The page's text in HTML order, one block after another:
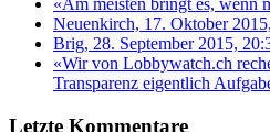
Neuenkirch, 17. Oktober
Brig, 28. September 2015,
«Wir von Lobbywatch.ch
Transparenz eigentlich
Letzte Kommentare